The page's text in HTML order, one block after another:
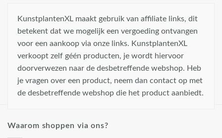
KunstplantenXL maakt gebruik van affiliate links, dit
betekent dat we mogelijk een vergoeding ontvangen
voor een aankoop via onze links. KunstplantenXL
verkoopt zelf géén producten, je wordt hiervoor
doorverwezen naar de desbetreffende webshop. Heb
je vragen over een product, neem dan contact op met
de desbetreffende webshop die het product aanbiedt.
Waarom shoppen via ons?